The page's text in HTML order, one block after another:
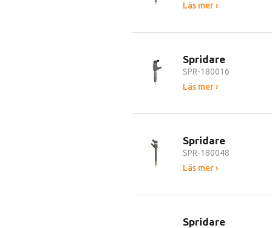
Läs mer ›
Spridare
SPR-180016
Läs mer ›
Spridare
SPR-180048
Läs mer ›
Spridare